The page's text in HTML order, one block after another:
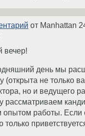
от Manhattan
вечер!
день мы
(открыта не только
но и ведущего
рассматриваем
опытом работы. Если
только